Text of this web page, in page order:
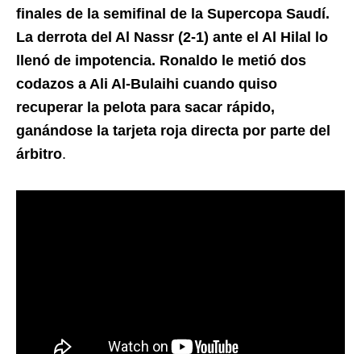
finales de la semifinal de la Supercopa Saudí.
La derrota del Al Nassr (2-1) ante el Al Hilal lo
llenó de impotencia. Ronaldo le metió dos
codazos a Ali Al-Bulaihi cuando quiso
recuperar la pelota para sacar rápido,
ganándose la tarjeta roja directa por parte del
árbitro.